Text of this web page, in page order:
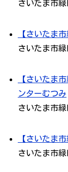
さいたま市緑
【さいたま
さいたま市緑
【さいたま
ンターむつみ
さいたま市
【さいたま
さいたま市